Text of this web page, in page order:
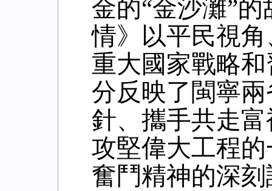
金的“金沙灘”
情》以平民視
重大國家戰略
分反映了閩寧
針、攜手共走
攻堅偉大工程
奮鬥精神的深